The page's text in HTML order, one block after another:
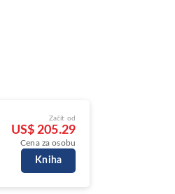
Začít od
US$ 205.29
Cena za osobu
Kniha